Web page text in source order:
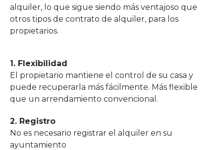
alquiler, lo que sigue siendo más ventajoso que
otros tipos de contrato de alquiler, para los
propietarios.
1. Flexibilidad
El propietario mantiene el control de su casa y
puede recuperarla más fácilmente. Más flexible
que un arrendamiento convencional.
2. Registro
No es necesario registrar el alquiler en su
ayuntamiento